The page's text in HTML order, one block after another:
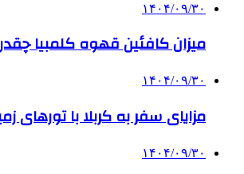
۱۴۰۴/۰۹/۳۰
میزان کافئین قهوه کلمبیا
۱۴۰۴/۰۹/۳۰
مزایای سفر به کربلا با تورهای
۱۴۰۴/۰۹/۳۰